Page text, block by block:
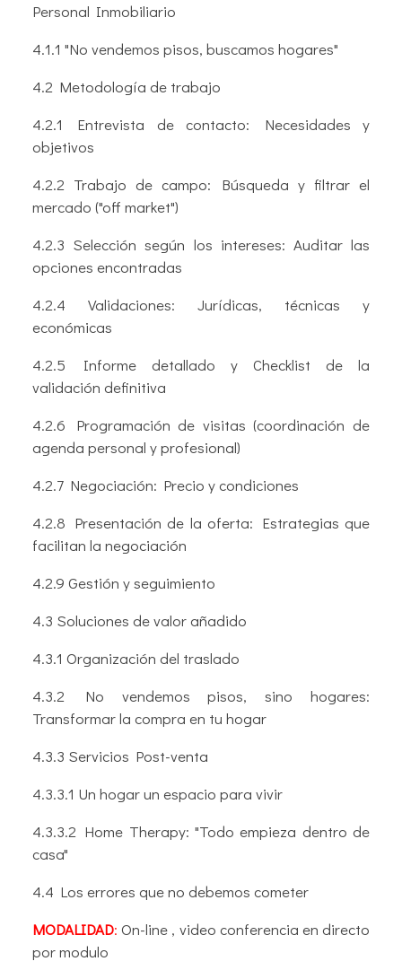
Personal Inmobiliario
4.1.1 "No vendemos pisos, buscamos hogares"
4.2 Metodología de trabajo
4.2.1 Entrevista de contacto: Necesidades y
objetivos
4.2.2 Trabajo de campo: Búsqueda y filtrar el
mercado ("off market")
4.2.3 Selección según los intereses: Auditar las
opciones encontradas
4.2.4 Validaciones: Jurídicas, técnicas y
económicas
4.2.5 Informe detallado y Checklist de la
validación definitiva
4.2.6 Programación de visitas (coordinación de
agenda personal y profesional)
4.2.7 Negociación: Precio y condiciones
4.2.8 Presentación de la oferta: Estrategias que
facilitan la negociación
4.2.9 Gestión y seguimiento
4.3 Soluciones de valor añadido
4.3.1 Organización del traslado
4.3.2 No vendemos pisos, sino hogares:
Transformar la compra en tu hogar
4.3.3 Servicios Post-venta
4.3.3.1 Un hogar un espacio para vivir
4.3.3.2 Home Therapy: "Todo empieza dentro de
casa"
4.4 Los errores que no debemos cometer
MODALIDAD: On-line , video conferencia en directo
por modulo